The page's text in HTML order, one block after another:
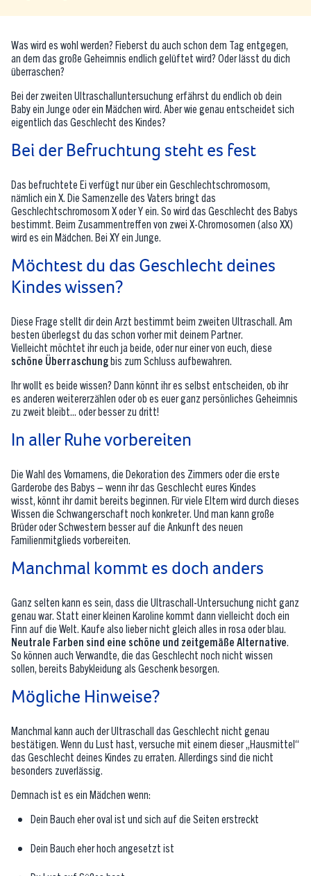
Was wird es wohl werden? Fieberst du auch schon dem Tag entgegen,
an dem das große Geheimnis endlich gelüftet wird? Oder lässt du dich
überraschen?
Bei der zweiten Ultraschalluntersuchung erfährst du endlich ob dein
Baby ein Junge oder ein Mädchen wird. Aber wie genau entscheidet sich
eigentlich das Geschlecht des Kindes?
Bei der Befruchtung steht es fest
Das befruchtete Ei verfügt nur über ein Geschlechtschromosom,
nämlich ein X. Die Samenzelle des Vaters bringt das
Geschlechtschromosom X oder Y ein. So wird das Geschlecht des Babys
bestimmt. Beim Zusammentreffen von zwei X-Chromosomen (also XX)
wird es ein Mädchen. Bei XY ein Junge.
Möchtest du das Geschlecht deines
Kindes wissen?
Diese Frage stellt dir dein Arzt bestimmt beim zweiten Ultraschall. Am
besten überlegst du das schon vorher mit deinem Partner.
Vielleicht möchtet ihr euch ja beide, oder nur einer von euch, diese
schöne Überraschungbis zum Schluss aufbewahren.
Ihr wollt es beide wissen? Dann könnt ihr es selbst entscheiden, ob ihr
es anderen weitererzählen oder ob es euer ganz persönliches Geheimnis
zu zweit bleibt... oder besser zu dritt!
In aller Ruhe vorbereiten
Die Wahl des Vornamens, die Dekoration des Zimmers oder die erste
Garderobe des Babys – wenn ihr das Geschlecht eures Kindes
wisst, könnt ihr damit bereits beginnen. Für viele Eltern wird durch dieses
Wissen die Schwangerschaft noch konkreter. Und man kann große
Brüder oder Schwestern besser auf die Ankunft des neuen
Familienmitglieds vorbereiten.
Manchmal kommt es doch anders
Ganz selten kann es sein, dass die Ultraschall-Untersuchung nicht ganz
genau war. Statt einer kleinen Karoline kommt dann vielleicht doch ein
Finn auf die Welt. Kaufe also lieber nicht gleich alles in rosa oder blau.
Neutrale Farben sind eine schöne und zeitgemäße Alternative
So können auch Verwandte, die das Geschlecht noch nicht wissen
sollen, bereits Babykleidung als Geschenk besorgen.
Mögliche Hinweise?
Manchmal kann auch der Ultraschall das Geschlecht nicht genau
bestätigen. Wenn du Lust hast, versuche mit einem dieser „Hausmittel“
das Geschlecht deines Kindes zu erraten. Allerdings sind die nicht
besonders zuverlässig.
Demnach ist es ein Mädchen wenn:
Dein Bauch eher oval ist und sich auf die Seiten erstreckt
Dein Bauch eher hoch angesetzt ist